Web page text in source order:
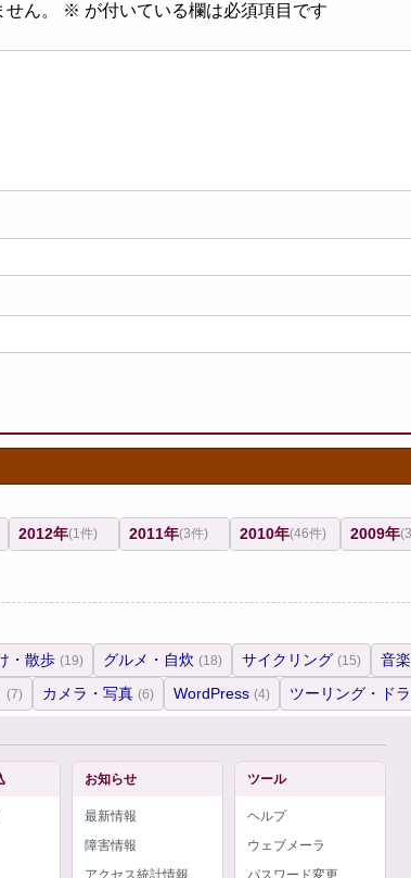
ん。 ※ が付いている欄は必須項目です
2012年(1件) 2011年(3件) 2010年(46件) 2009年
・散歩 (19) グルメ・自炊 (18) サイクリング (15) 音
(7) カメラ・写真 (6) WordPress (4) ツーリング・ド
お知らせ
最新情報
障害情報
アクセス統計情報
ツール
ヘルプ
ウェブメーラ
パスワード変更